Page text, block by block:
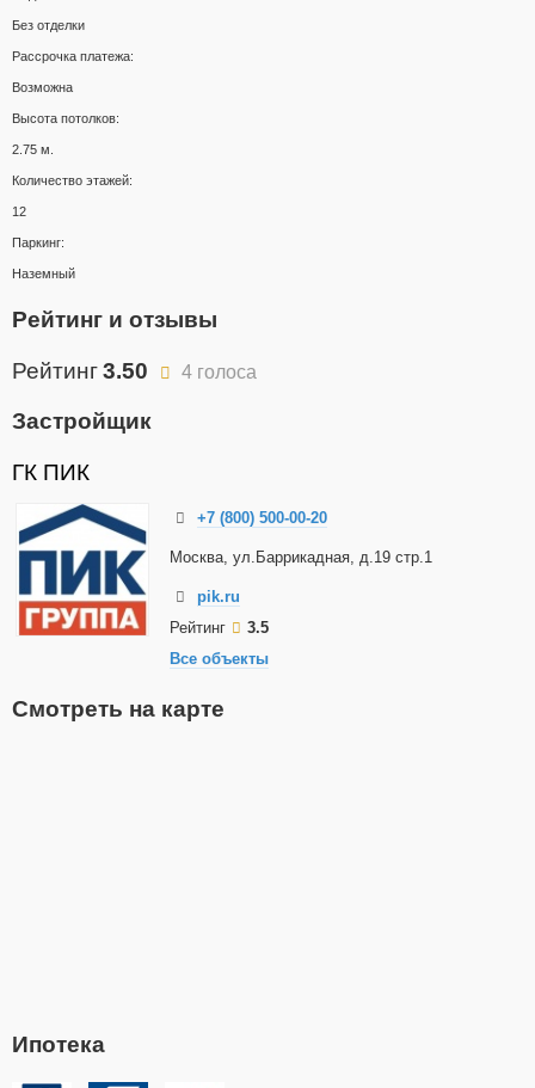
Без отделки
Рассрочка платежа:
Возможна
Высота потолков:
2.75 м.
Количество этажей:
12
Паркинг:
Наземный
Рейтинг и отзывы
Рейтинг3.50 4 голоса
Застройщик
ГК ПИК
+7 (800) 500-00-20
Москва, ул.Баррикадная, д.19 стр.1
pik.ru
Рейтинг
3.5
Все объекты
Смотреть на карте
Ипотека